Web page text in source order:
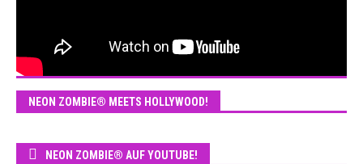
NEON ZOMBIE® MEETS HOLLYWOOD!
NEON ZOMBIE® AUF YOUTUBE!